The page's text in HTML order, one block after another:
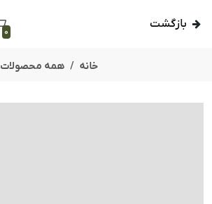
بازگشت
0
خانه همه محصولات